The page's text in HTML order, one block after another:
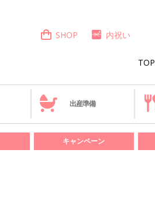
TOP
SHOP 内祝い
出産準備
キャンペーン